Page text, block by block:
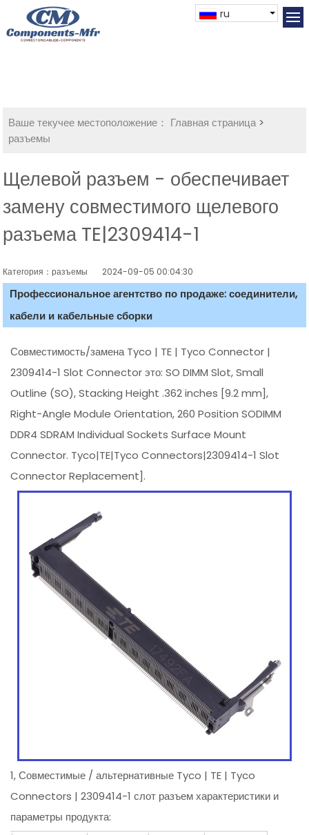
ru
Ваше текучее местоположение： Главная страница>
разъемы
Щелевой разъем - обеспечивает
замену совместимого щелевого
разъема TE|2309414-1
Категория：разъемы 2024-09-05 00:04:30
Профессиональное агентство по продаже: соединители,
кабели и кабельные сборки
Совместимость/замена Tyco | TE | Tyco Connector |
2309414-1 Slot Connector это: SO DIMM Slot, Small
Outline (SO), Stacking Height .362 inches [9.2 mm],
Right-Angle Module Orientation, 260 Position SODIMM
DDR4 SDRAM Individual Sockets Surface Mount
Connector. Tyco|TE|Tyco Connectors|2309414-1 Slot
Connector Replacement].
1, Совместимые / альтернативные Tyco | TE | Tyco
Connectors | 2309414-1 слот разъем характеристики и
параметры продукта: